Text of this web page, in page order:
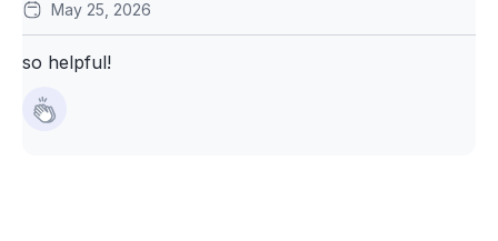
May 25, 2026
so helpful!